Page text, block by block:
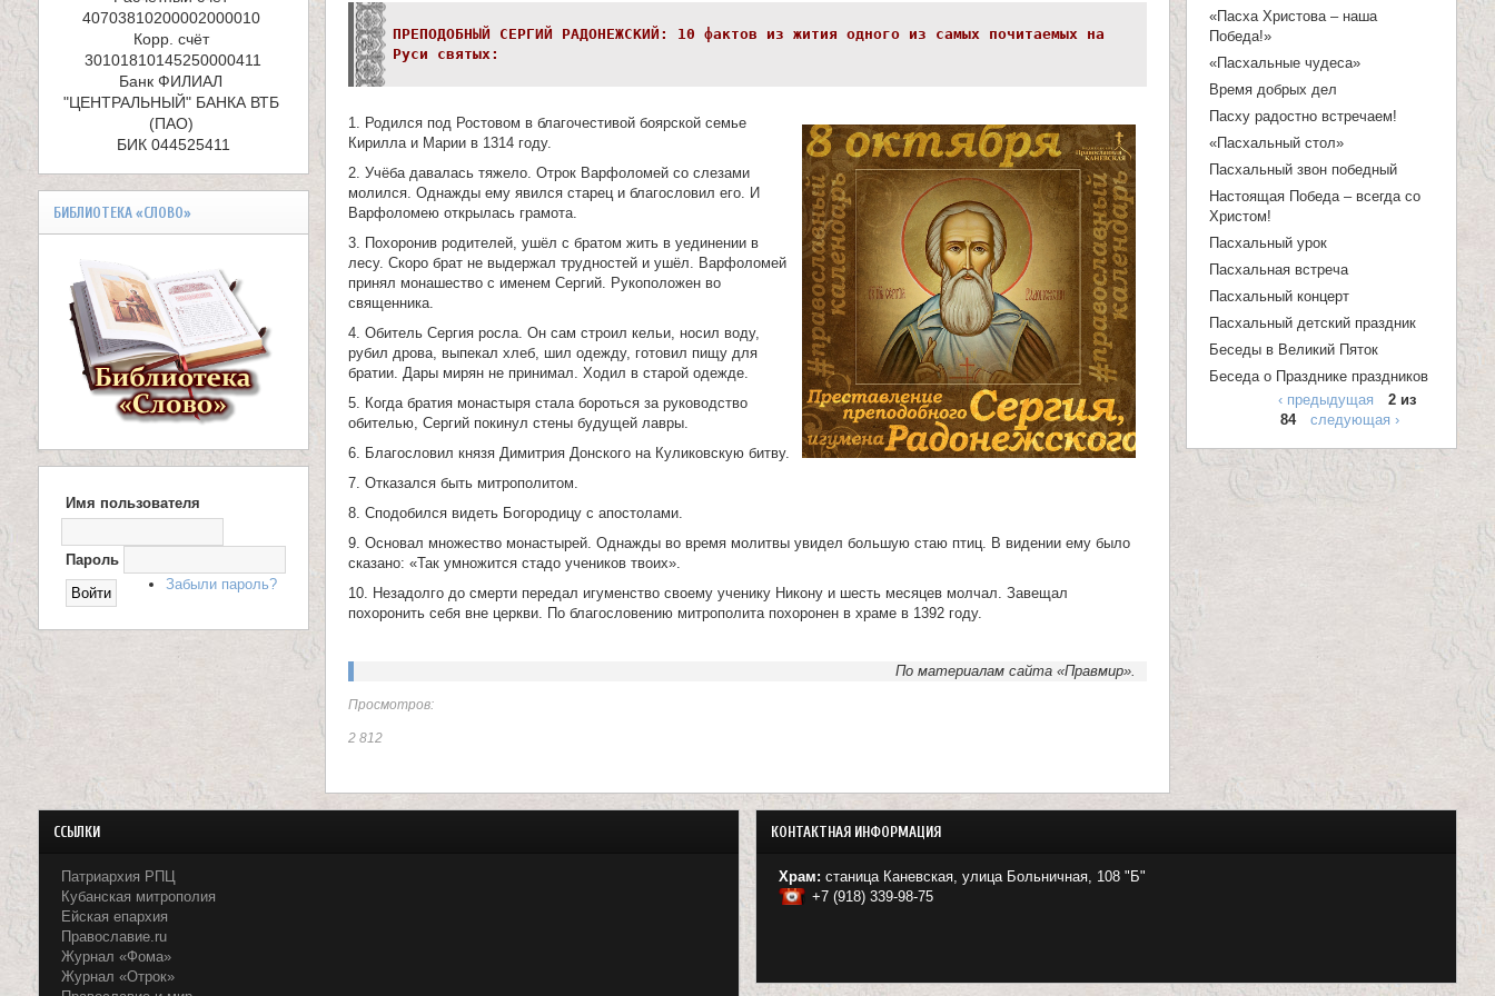
о
м
у
к
л
ПРЕПОДОБНЫЙ СЕРГИЙ РАДОНЕЖСКИЙ: 10 фактов из жития одного из самых почитаемых на
Руси святых:
1. Родился под Ростовом в благочестивой боярской семье
Кирилла и Марии в 1314 году.
2. Учёба давалась тяжело. Отрок Варфоломей со слезами
молился. Однажды ему явился старец и благословил его. И
Варфоломею открылась грамота.
3. Похоронив родителей, ушёл с братом жить в уединении в
лесу. Скоро брат не выдержал трудностей и ушёл. Варфоломей
принял монашество с именем Сергий. Рукоположен во
священника.
4. Обитель Сергия росла. Он сам строил кельи, носил воду,
рубил дрова, выпекал хлеб, шил одежду, готовил пищу для
братии. Дары мирян не принимал. Ходил в старой одежде.
5. Когда братия монастыря стала бороться за руководство
обителью, Сергий покинул стены будущей лавры.
6. Благословил князя Димитрия Донского на Куликовскую битву.
7. Отказался быть митрополитом.
8. Сподобился видеть Богородицу с апостолами.
9. Основал множество монастырей. Однажды во время молитвы увидел большую стаю птиц. В видении ему было
сказано: «Так умножится стадо учеников твоих».
10. Незадолго до смерти передал игуменство своему ученику Никону и шесть месяцев молчал. Завещал
похоронить себя вне церкви. По благословению митрополита похоронен в храме в 1392 году.
По материалам сайта «Правмир».
Просмотров:
2 812
40703810200002000010
Корр. счёт
Банк ФИЛИАЛ
"ЦЕНТРАЛЬНЫЙ" БАНКА ВТБ
(ПАО)
БИК 044525411
БИБЛИОТЕКА «СЛОВО»
О
Имя пользователя
Пароль
Забыли пароль?
п
о
и
с
к
а
«Пасха Христова – наша
Победа!»
«Пасхальные чудеса»
Время добрых дел
Пасху радостно встречаем!
«Пасхальный стол»
Пасхальный звон победный
Настоящая Победа – всегда со
Христом!
Пасхальный урок
Пасхальная встреча
Пасхальный концерт
Пасхальный детский праздник
Беседы в Великий Пяток
Беседа о Празднике праздников
‹ предыдущая
2 из
84
следующая ›
ССЫЛКИ
Патриархия РПЦ
Кубанская митрополия
Ейская епархия
Православие.ru
Журнал «Фома»
Журнал «Отрок»
КОНТАКТНАЯ ИНФОРМАЦИЯ
Храм: станица Каневская, улица Больничная, 108 "Б"
+7 (918) 339-98-75